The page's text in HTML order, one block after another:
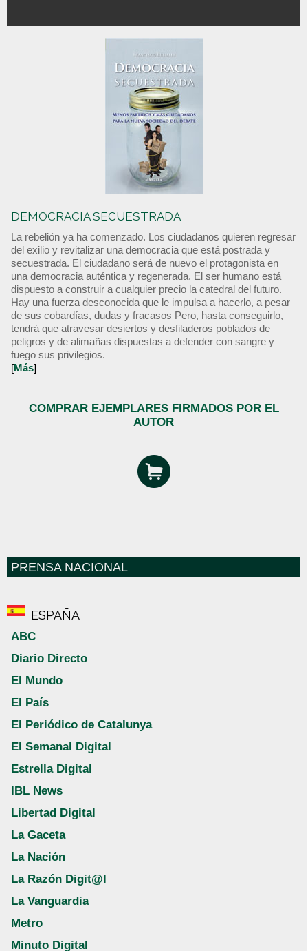
DEMOCRACIA SECUESTRADA
La rebelión ya ha comenzado. Los ciudadanos quieren regresar
del exilio y revitalizar una democracia que está postrada y
secuestrada. El ciudadano será de nuevo el protagonista en
una democracia auténtica y regenerada. El ser humano está
dispuesto a construir a cualquier precio la catedral del futuro.
Hay una fuerza desconocida que le impulsa a hacerlo, a pesar
de sus cobardías, dudas y fracasos Pero, hasta conseguirlo,
tendrá que atravesar desiertos y desfiladeros poblados de
peligros y de alimañas dispuestas a defender con sangre y
fuego sus privilegios.
[Más]
COMPRAR EJEMPLARES FIRMADOS POR EL
AUTOR
PRENSA NACIONAL
ESPAÑA
ABC
Diario Directo
El Mundo
El País
El Periódico de Catalunya
El Semanal Digital
Estrella Digital
IBL News
Libertad Digital
La Gaceta
La Nación
La Razón Digit@l
La Vanguardia
Metro
Minuto Digital